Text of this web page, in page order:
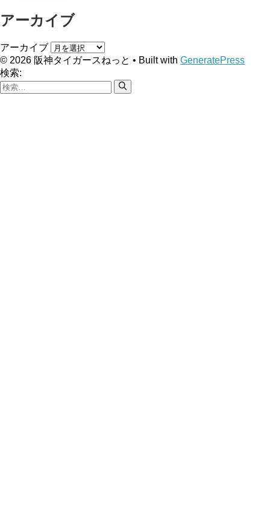
アーカイブ
アーカイブ
© 2026 阪神タイガースねっと • Built with GeneratePress
検索: